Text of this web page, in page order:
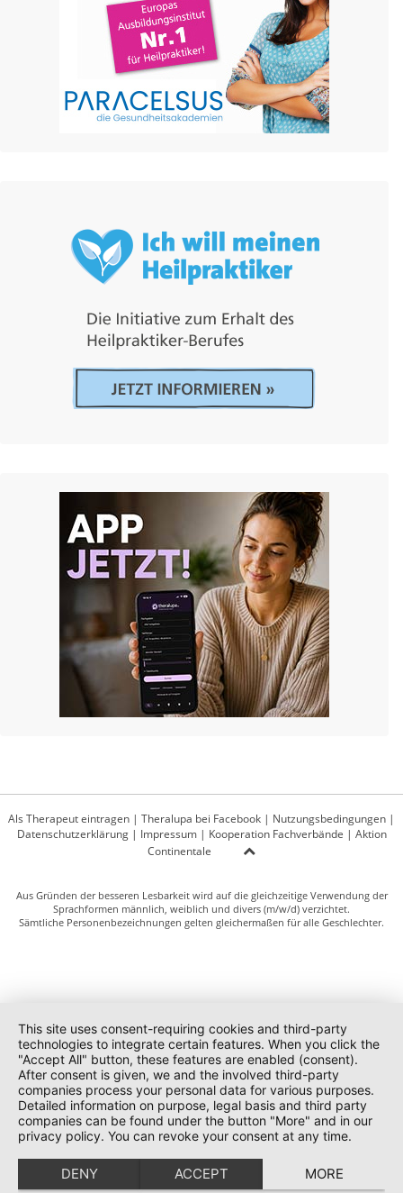
Als Therapeut eintragen | Theralupa bei Facebook | Nutzungsbedingungen |
Datenschutzerklärung| Impressum| Kooperation Fachverbände | Aktion
Continentale
Aus Gründen der besseren Lesbarkeit wird auf die gleichzeitige Verwendung der
Sprachformen männlich, weiblich und divers (m/w/d) verzichtet.
Sämtliche Personenbezeichnungen gelten gleichermaßen für alle Geschlechter.
This site uses consent-requiring cookies and third-party
technologies to integrate certain features. When you click the
"Accept All" button, these features are enabled (consent).
After consent is given, we and the involved third-party
companies process your personal data for various purposes.
Detailed information on purpose, legal basis and third party
companies can be found under the button "More" and in our
privacy policy. You can revoke your consent at any time.
DENY ACCEPT MORE